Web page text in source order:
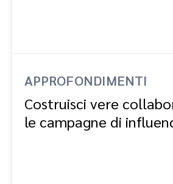
APPROFONDIMENTI
Costruisci vere
le campagne di